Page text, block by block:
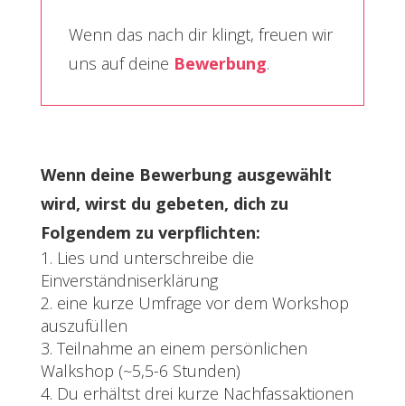
Wenn das nach dir klingt, freuen wir
uns auf deine Bewerbung.
Wenn deine Bewerbung ausgewählt
wird, wirst du gebeten, dich zu
Folgendem zu verpflichten:
Lies und unterschreibe die
Einverständniserklärung
eine kurze Umfrage vor dem Workshop
auszufüllen
Teilnahme an einem persönlichen
Walkshop (~5,5-6 Stunden)
Du erhältst drei kurze Nachfassaktionen